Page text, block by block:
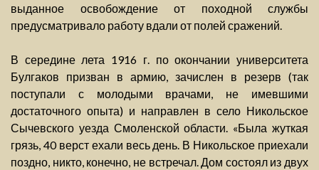
выданное освобождение от походной службы
предусматривало работу вдали от полей сражений.
В середине лета 1916 г. по окончании университета
Булгаков призван в армию, зачислен в резерв (так
поступали с молодыми врачами, не имевшими
достаточного опыта) и направлен в село Никольское
Сычевского уезда Смоленской области. «Была жуткая
грязь, 40 верст ехали весь день. В Никольское приехали
поздно, никто, конечно, не встречал. Дом состоял из двух